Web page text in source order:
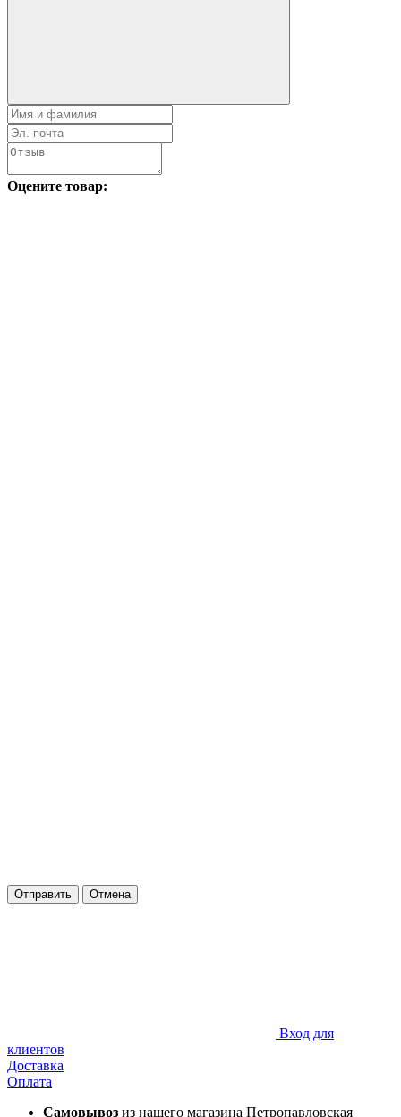
Оцените товар:
Отправить Отмена
Вход для
клиентов
Доставка
Оплата
Самовывоз из нашего магазина Петропавловская